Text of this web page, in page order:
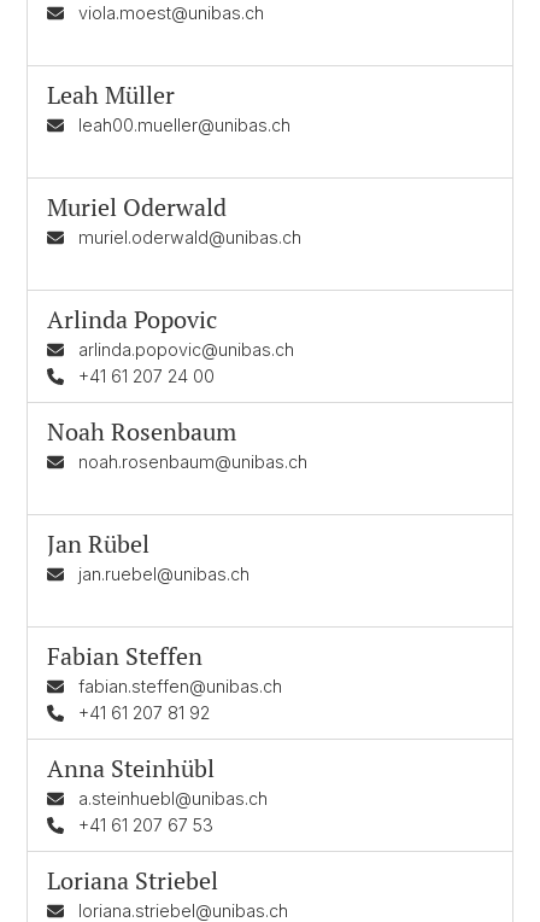
viola.moest@unibas.ch
Leah Müller
leah00.mueller@unibas.ch
Muriel Oderwald
muriel.oderwald@unibas.ch
Arlinda Popovic
arlinda.popovic@unibas.ch
+41 61 207 24 00
Noah Rosenbaum
noah.rosenbaum@unibas.ch
Jan Rübel
jan.ruebel@unibas.ch
Fabian Steffen
fabian.steffen@unibas.ch
+41 61 207 81 92
Anna Steinhübl
a.steinhuebl@unibas.ch
+41 61 207 67 53
Loriana Striebel
loriana.striebel@unibas.ch